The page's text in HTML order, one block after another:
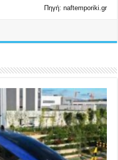
Πηγή: naftemporiki.gr